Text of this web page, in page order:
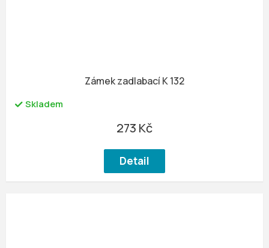
Zámek zadlabací K 132
Skladem
273 Kč
Detail